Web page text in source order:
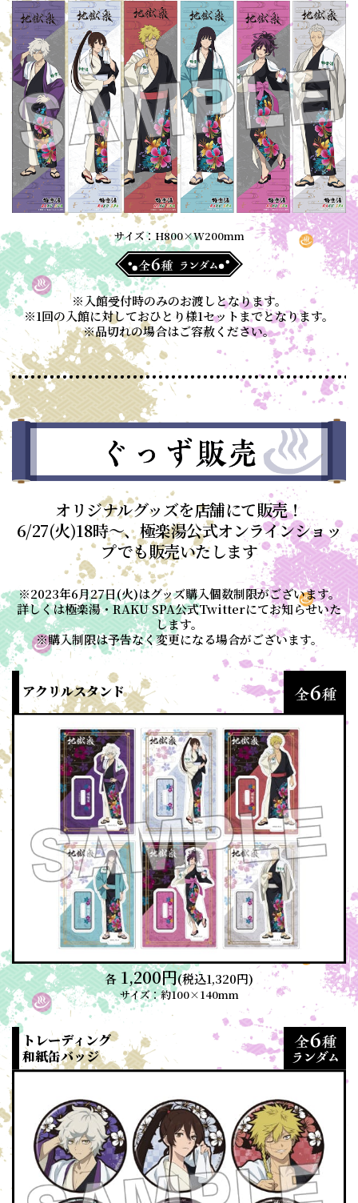
サイズ：H800×W200mm
※入館受付時のみのお渡しとなります。
※1回の入館に対しておひとり様1セットまでとなります。
※品切れの場合はご容赦ください。
オリジナルグッズを店舗にて販売！
6/27(火)18時～、極楽湯公式オンラインショッ
プでも販売いたします
※2023年6月27日(火)はグッズ購入個数制限がございます。
詳しくは極楽湯・RAKU SPA公式Twitterにてお知らせいた
します。
※購入制限は予告なく変更になる場合がございます。
アクリルスタンド
各 1,200円(税込1,320円)
サイズ：約100×140mm
トレーディング
和紙缶バッジ